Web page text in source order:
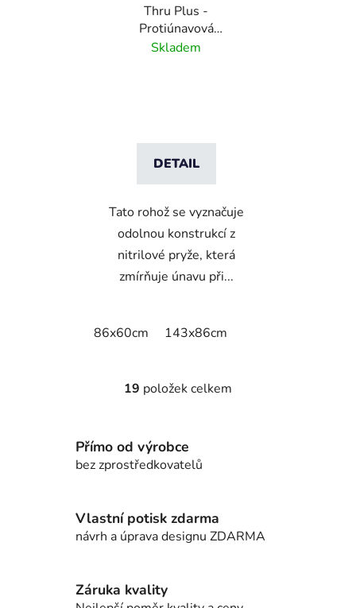
Thru Plus -
Protiúnavová
antibakteriální rohož
Skladem
DETAIL
Tato rohož se vyznačuje
odolnou konstrukcí z
nitrilové pryže, která
zmírňuje únavu při...
86x60cm 143x86cm
O
á
d
í
p
19 položek celkem
Přímo od výrobce
bez zprostředkovatelů
Vlastní potisk zdarma
návrh a úprava designu ZDARMA
Záruka kvality